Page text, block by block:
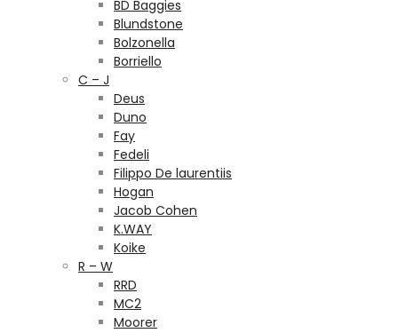
BD Baggies
Blundstone
Bolzonella
Borriello
C – J
Deus
Duno
Fay
Fedeli
Filippo De laurentiis
Hogan
Jacob Cohen
K.WAY
Koike
R – W
RRD
MC2
Moorer